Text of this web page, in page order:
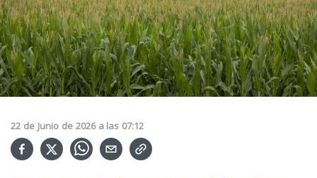
22 de Junio de 2026 a las 07:12